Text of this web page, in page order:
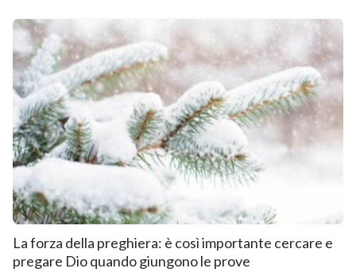
La forza della preghiera: è così importante cercare e
pregare Dio quando giungono le prove